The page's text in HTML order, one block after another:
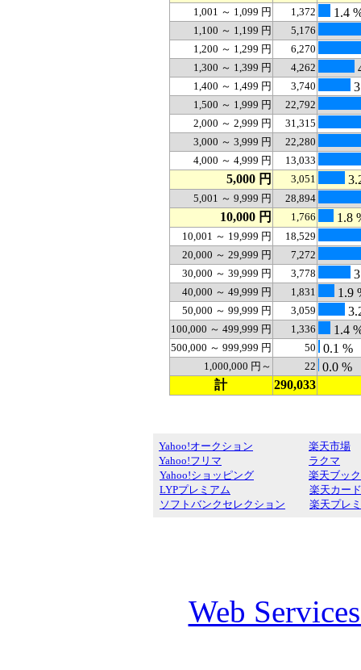
1,001 ～ 1,099 円
1,372 1.4
1,100 ～ 1,199 円
5,176
1,200 ～ 1,299 円
6,270
1,300 ～ 1,399 円
4,262
1,400 ～ 1,499 円 3,740
1,500 ～ 1,999 円
22,792
2,000 ～ 2,999 円
31,315
3,000 ～ 3,999 円
22,280
4,000 ～ 4,999 円
13,033
5,000 円 3,051
5,001 ～ 9,999 円 28,894
10,000 円 1,766 1.8
10,001 ～ 19,999 円
18,529
20,000 ～ 29,999 円
7,272
30,000 ～ 39,999 円
3,778
40,000 ～ 49,999 円 1,831 1.9
50,000 ～ 99,999 円 3,059
100,000 ～ 499,999 円 1,336 1.4
500,000 ～ 999,999 円 50 0.1 %
1,000,000 円～ 22 0.0 %
計
290,033
Yahoo!オークション
Yahoo!フリマ
Yahoo!ショッピング
LYPプレミアム
ソフトバンクセレクション
楽天市場
ラクマ
楽天ブッ
楽天カード
楽天プレ
Web